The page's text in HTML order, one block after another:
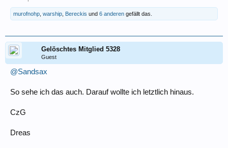
murofnohp warship Bereckis und 6 anderen gefällt das.
Gelöschtes Mitglied 5328
Guest
@Sandsax
So sehe ich das auch. Darauf wollte ich letztlich hinaus.
CzG
Dreas